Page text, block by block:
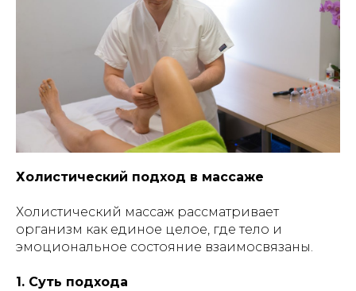
Холистический подход в массаже
Холистический массаж рассматривает
организм как единое целое, где тело и
эмоциональное состояние взаимосвязаны.
1. Суть подхода